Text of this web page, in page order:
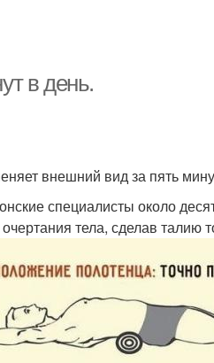
в день.
внешний вид за пять
специалисты около
тела, сделав талию